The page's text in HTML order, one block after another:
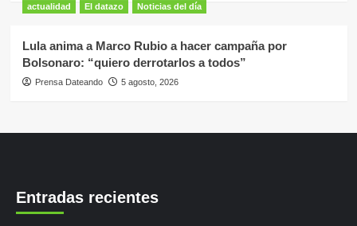
actualidad El datazo Noticias del día
Lula anima a Marco Rubio a hacer campaña por
Bolsonaro: “quiero derrotarlos a todos”
Prensa Dateando 5 agosto, 2026
Entradas recientes